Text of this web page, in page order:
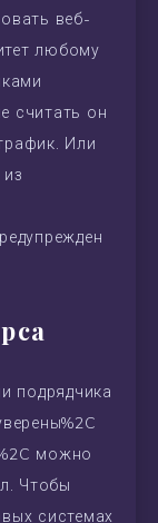
веб-
любому
считать он
Или
подрядчика
можно
Чтобы
системах